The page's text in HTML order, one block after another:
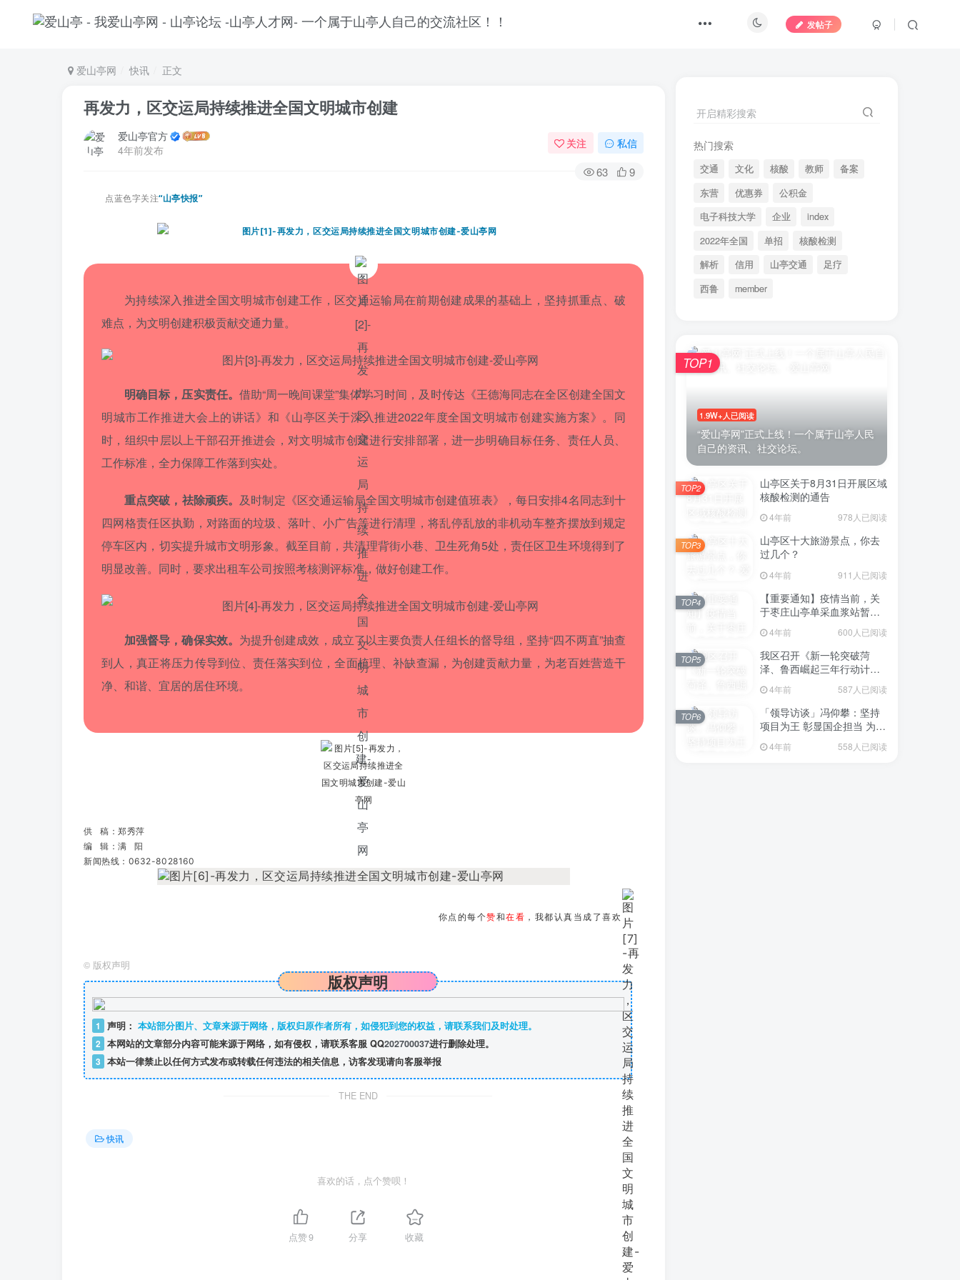
发帖子
爱山亭网 快讯 正文
再发力，区交运局持续推进全国文明城市创建
爱山亭官方
4年前发布
关注 私信
63 9
点蓝色字关注“山亭快报”
为持续深入推进全国文明城市创建工作，区交通运输局在前期创建成果的基础上，坚持抓重点、破
难点，为文明创建积极贡献交通力量。
明确目标，压实责任。 借助“周一晚间课堂”集体学习时间，及时传达《王德海同志在全区创建全国文
明城市工作推进大会上的讲话》和《山亭区关于深入推进2022年度全国文明城市创建实施方案》。同
时，组织中层以上干部召开推进会，对文明城市创建进行安排部署，进一步明确目标任务、责任人员、
工作标准，全力保障工作落到实处。
重点突破，祛除顽疾。 及时制定《区交通运输局全国文明城市创建值班表》，每日安排4名同志到十
四网格责任区执勤，对路面的垃圾、落叶、小广告等进行清理，将乱停乱放的非机动车整齐摆放到规定
停车区内，切实提升城市文明形象。截至目前，共清理背街小巷、卫生死角5处，责任区卫生环境得到了
明显改善。同时，要求出租车公司按照考核测评标准，做好创建工作。
加强督导，确保实效。 为提升创建成效，成立了以主要负责人任组长的督导组，坚持“四不两直”抽查
到人，真正将压力传导到位、责任落实到位，全面梳理、补缺查漏，为创建贡献力量，为老百姓营造干
净、和谐、宜居的居住环境。
供 稿：郑秀萍
编 辑：满 阳
新闻热线：0632-8028160
你点的每个赞和在看 ，我都认真当成了喜欢
© 版权声明
版权声明
1 声明： 本站部分图片、文章来源于网络，版权归原作者所有，如侵犯到您的权益，请联系我们及时处理。
2 本网站的文章部分内容可能来源于网络，如有侵权，请联系客服 QQ202700037进行删除处理。
3 本站一律禁止以任何方式发布或转载任何违法的相关信息，访客发现请向客服举报
THE END
快讯
喜欢的话，点个赞呗！
点赞9 分享 收藏
开启精彩搜索
热门搜索
交通 文化 核酸 教师
备案
东营
优惠券
公积金
电子科技大学
企业
index
2022年全国
单招
核酸检测
解析
信用 山亭交通
足疗
西鲁
member
1.9W+人已阅读
“爱山亭网”正式上线！一个属于山亭人民
自己的资讯、社交论坛。
TOP1
山亭区关于8月31日开展区域
核酸检测的通告
4年前 978人已阅读
TOP2
山亭区十大旅游景点，你去
过几个？
4年前 911人已阅读
TOP3
【重要通知】疫情当前，关
于枣庄山亭单采血浆站暂停
4年前 600人已阅读
TOP4
我区召开《新一轮突破菏
泽、鲁西崛起三年行动计划
意见稿）政策分析研判会议
4年前 587人已阅读
TOP5
「领导访谈」冯仰攀：坚持
项目为王 彰显国企担当 为全
点项目建设贡献“交发力量”
4年前 558人已阅读
TOP6